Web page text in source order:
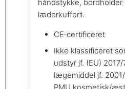
håndstykke, bordholder
læderkuffert.
CE‑certificeret
Ikke klassificeret
udstyr jf. (EU)
lægemiddel jf.